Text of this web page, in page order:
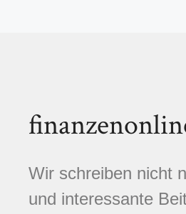
Wir schreiben nicht
und interessante